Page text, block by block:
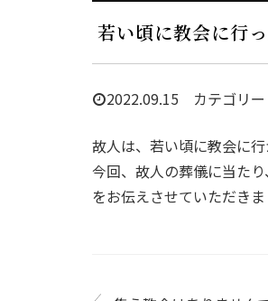
若い頃に教会に行
2022.09.15 カテゴリー
故人は、若い頃に教会に
今回、故人の葬儀に当た
をお伝えさせていただきま